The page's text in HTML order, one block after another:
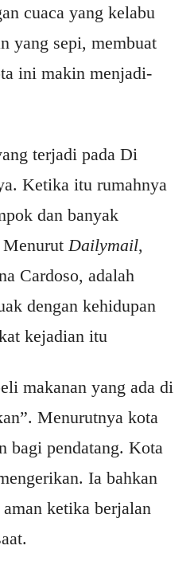
cuaca yang kelabu
yang sepi, membuat
ini makin menjadi-
terjadi pada Di
Ketika itu rumahnya
dan banyak
MenurutDailymail,
Cardoso, adalah
dengan kehidupan
kejadian itu
makanan yang ada di
Menurutnya kota
bagi pendatang. Kota
Ia bahkan
ketika berjalan